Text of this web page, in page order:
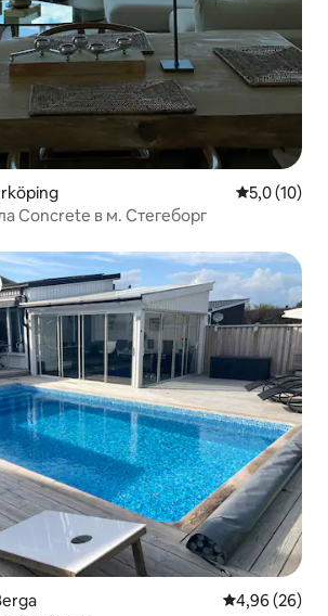
Середня
5,0 (10)
Concrete в м. Стегеборг
Середня
4,96 (26)